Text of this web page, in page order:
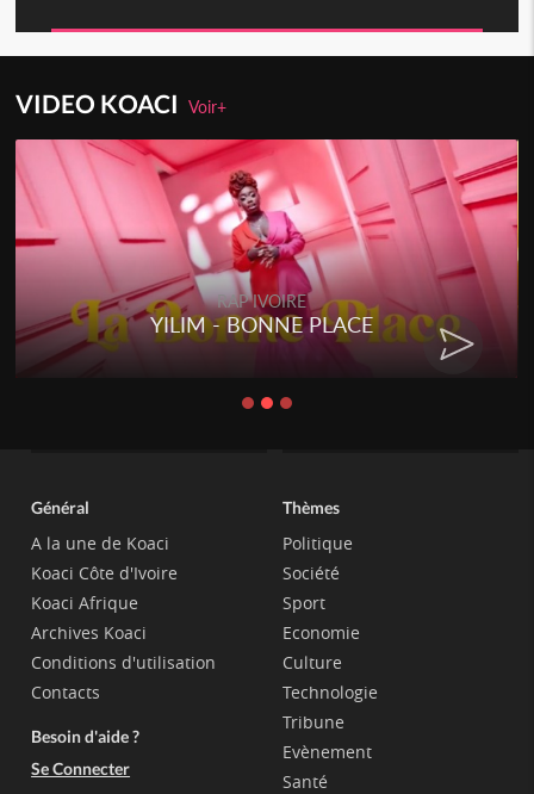
VIDEO KOACIVoir+
RAP IVOIRE
YILIM - BONNE PLACE
Général
A la une de Koaci
Koaci Côte d'Ivoire
Koaci Afrique
Archives Koaci
Conditions d'utilisation
Contacts
Besoin d'aide ?
Se Connecter
Thèmes
Politique
Société
Sport
Economie
Culture
Technologie
Tribune
Evènement
Santé